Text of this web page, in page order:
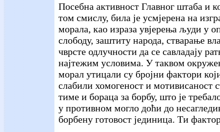
Посебна активност Главног штаба и
том смислу, била је усмјерена на
морала, као израза увјерења људи у
слободу, заштиту народа, стварање
чврсте одлучности да се савладају
најтежим условима. У таквом
морал утицали су бројни фактори
слабили хомогеност и мотивисаност
тиме и бораца за борбу, што је
у противном могло доћи до
борбену готовост јединица. Ти